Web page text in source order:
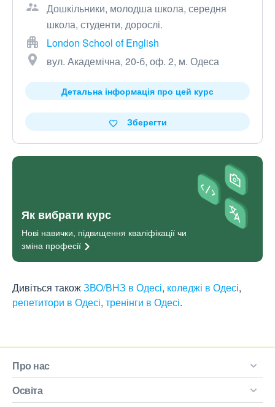
Дошкільники, молодша школа, середня
школа, студенти, дорослі.
London School of English
вул. Академічна, 20-б, оф. 2, м. Одеса
Детальна інформація про цей курс
Зберегти
Як вибрати курс
Нові навички, підвищення кваліфікації чи
зміна професії
Дивіться такожЗВО/ВНЗ в Одесі, коледжі в Одесі,
репетитори в Одесі, тренінги в Одесі.
Про нас
Освіта